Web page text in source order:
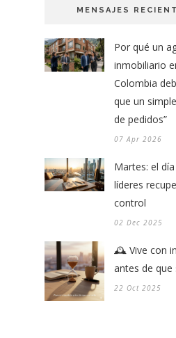
MENSAJES
Por qué un
inmobiliario
Colombia
que un
de pedidos”
07 Apr 2026
Martes: el
líderes
control
02 Dec 2025
🕰️ Vive con
antes de que
22 Oct 2025